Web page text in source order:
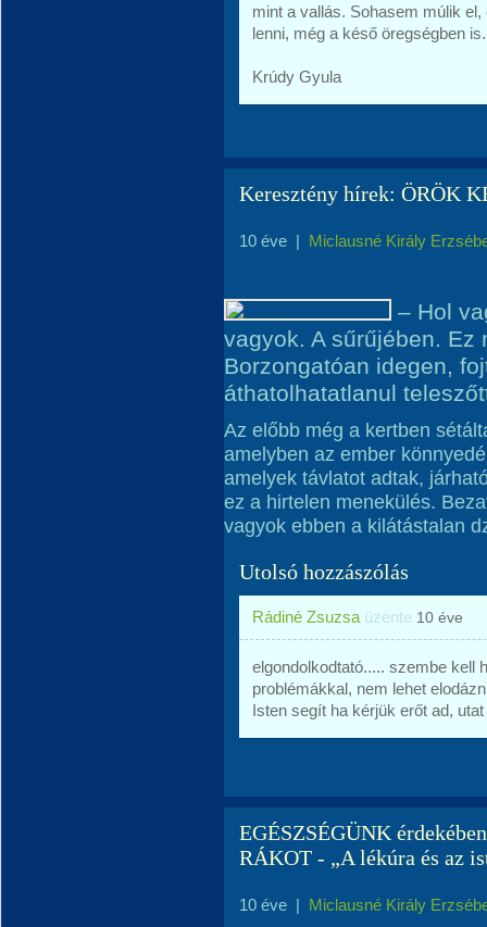
mint a vallás. Sohasem múlik
lenni, még a késő öregségben is.
Krúdy Gyula
Keresztény hírek: ÖRÖK
10 éve | Miclausné Király
– Hol
vagyok. A sűrűjében. Ez
Borzongatóan idegen,
áthatolhatatlanul
Az előbb még a kertben
amelyben az ember
amelyek távlatot adtak,
ez a hirtelen menekülés.
vagyok ebben a kilátástalan
Utolsó hozzászólás
Rádiné Zsuzsa üzente 10 éve
elgondolkodtató..... szembe kell
problémákkal, nem lehet
Isten segít ha kérjük erőt ad,
EGÉSZSÉGÜNK
RÁKOT - „A lékúra és az
10 éve | Miclausné Király